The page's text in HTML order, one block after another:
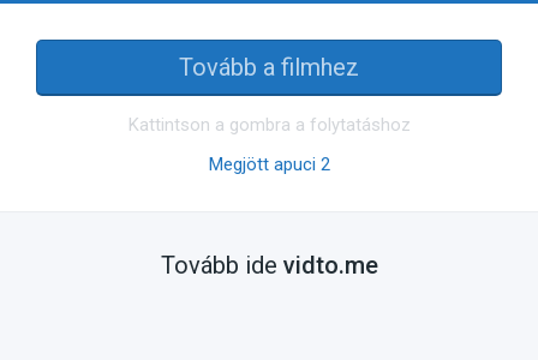
Tovább a filmhez
Kattintson a gombra a folytatáshoz
Megjött apuci 2
Tovább ide vidto.me